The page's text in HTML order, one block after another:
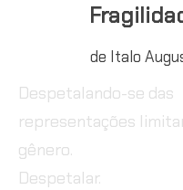
de Italo
Despetalando-se das
representações
gênero.
Despetalar.